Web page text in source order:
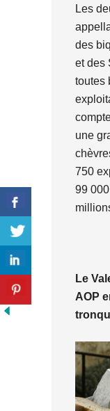
Les
des
et des
toutes
une
750
99
Le
AOP